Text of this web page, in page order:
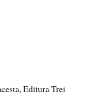
Editura Trei